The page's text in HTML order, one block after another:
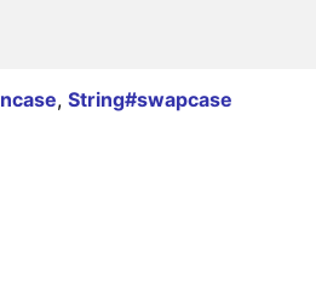
, String#swapcase